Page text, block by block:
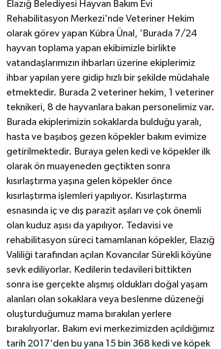
Elazığ Belediyesi Hayvan Bakım Evi
Rehabilitasyon Merkezi'nde Veteriner Hekim
olarak görev yapan Kübra Ünal, 'Burada 7/24
hayvan toplama yapan ekibimizle birlikte
vatandaşlarımızın ihbarları üzerine ekiplerimiz
ihbar yapılan yere gidip hızlı bir şekilde müdahale
etmektedir. Burada 2 veteriner hekim, 1 veteriner
teknikeri, 8 de hayvanlara bakan personelimiz var.
Burada ekiplerimizin sokaklarda bulduğu yaralı,
hasta ve başıboş gezen köpekler bakım evimize
getirilmektedir. Buraya gelen kedi ve köpekler ilk
olarak ön muayeneden geçtikten sonra
kısırlaştırma yaşına gelen köpekler önce
kısırlaştırma işlemleri yapılıyor. Kısırlaştırma
esnasında iç ve dış parazit aşıları ve çok önemli
olan kuduz aşısı da yapılıyor. Tedavisi ve
rehabilitasyon süreci tamamlanan köpekler, Elazığ
Valiliği tarafından açılan Kovancılar Sürekli köyüne
sevk ediliyorlar. Kedilerin tedavileri bittikten
sonra ise gerçekte alışmış oldukları doğal yaşam
alanları olan sokaklara veya beslenme düzeneği
oluşturduğumuz mama bırakılan yerlere
bırakılıyorlar. Bakım evi merkezimizden açıldığımız
tarih 2017'den bu yana 15 bin 368 kedi ve köpek
SPOR HABERLERİ
TEKNOLOJİ
Turizm
ÜLKE GÜNDEMİ
YAŞAM
YEREL
Yerel Haberler